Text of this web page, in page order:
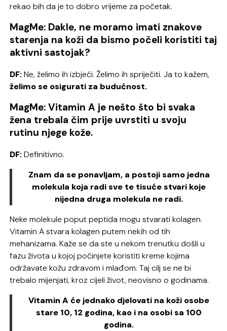
rekao bih da je to dobro vrijeme za početak.
MagMe: Dakle, ne moramo imati znakove
starenja na koži da bismo počeli koristiti taj
aktivni sastojak?
DF:Ne, želimo ih izbjeći. Želimo ih spriječiti. Ja to kažem,
želimo se osigurati za budućnost.
MagMe: Vitamin A je nešto što bi svaka
žena trebala čim prije uvrstiti u svoju
rutinu njege kože.
DF:Definitivno.
Znam da se ponavljam, a postoji samo jedna
molekula koja radi sve te tisuće stvari koje
nijedna druga molekula ne radi.
Neke molekule poput peptida mogu stvarati kolagen.
Vitamin A stvara kolagen putem nekih od tih
mehanizama. Kaže se da ste u nekom trenutku došli u
fazu života u kojoj počinjete koristiti kreme kojima
održavate kožu zdravom i mlađom. Taj cilj se ne bi
trebalo mijenjati, kroz cijeli život, neovisno o godinama.
Vitamin A će jednako djelovati na koži osobe
stare 10, 12 godina, kao i na osobi sa 100
godina.